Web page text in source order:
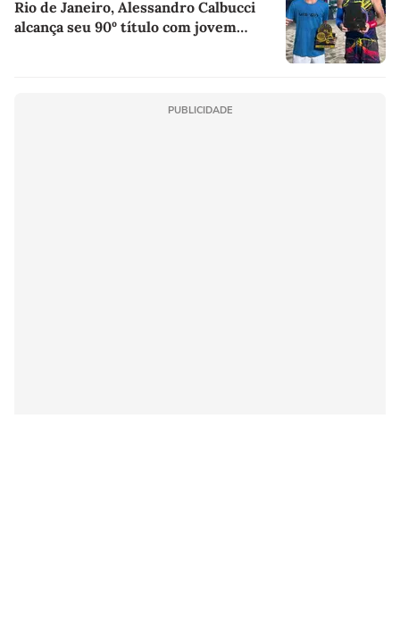
Rio de Janeiro, Alessandro Calbucci
alcança seu 90º título com jovem
PUBLICIDADE